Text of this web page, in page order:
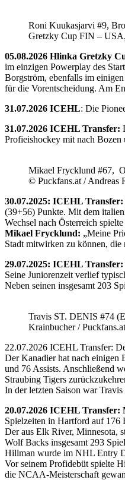
Roni Kuukasjarvi #9,
Gretzky Cup FIN –
05.08.2026 Hlinka Gretzky
im einzigen Powerplay des
Borgström, ebenfalls im
für die Vorentscheidung. Am
31.07.2026 ICEHL: Die
31.07.2026 ICEHL Transfer:
Profieishockey mit nach
Mikael Frycklund #67,
© Puckfans.at / Andreas
30.07.2025: ICEHL Transfer:
(39+56) Punkte. Mit dem
Wechsel nach Österreich
Mikael Frycklund: „Meine
Stadt mitwirken zu können, die
29.07.2025: ICEHL Transfer:
Seine Juniorenzeit verlief
Neben seinen insgesamt 203
Travis ST. DENIS #74
Krainbucher / Puckfans.at
22.07.2026 ICEHL Transfer:
Der Kanadier hat nach einigen
und 76 Assists. Anschließend
Straubing Tigers
In der letzten Saison war
20.07.2026 ICEHL Transfer:
Spielzeiten in Hartford auf 176
Der aus Elk River, Minnesota,
Wolf Backs insgesamt 293
Hillman wurde im NHL Entry
Vor seinem Profidebüt spielte
die NCAA-Meisterschaft